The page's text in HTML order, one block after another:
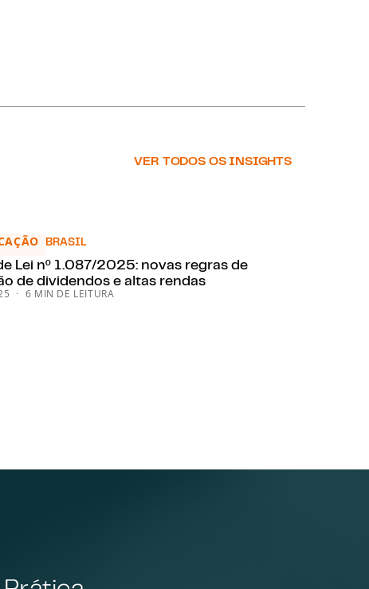
VER TODOS OS INSIGHTS
Lei nº 1.087/2025: novas regras de tributação de dividendos e
BRASIL
Lei nº 1.087/2025: novas regras de
de dividendos e altas rendas
6 MIN DE LEITURA